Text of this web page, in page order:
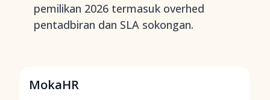
pemilikan 2026 termasuk overhed
pentadbiran dan SLA sokongan.
MokaHR